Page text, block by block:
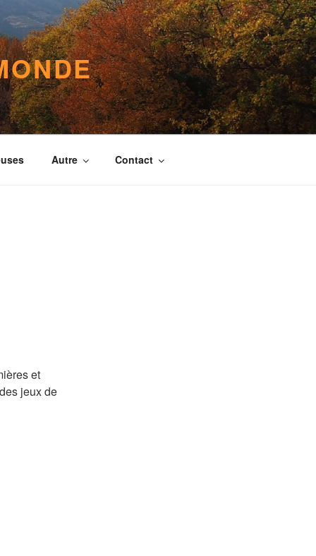
Autre Contact
et
jeux de